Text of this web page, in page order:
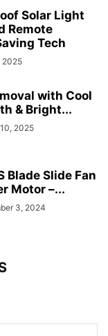
Solar Light
Remote
Tech
2025
with Cool
& Bright...
2025
Blade Slide Fan
Motor –...
3, 2024